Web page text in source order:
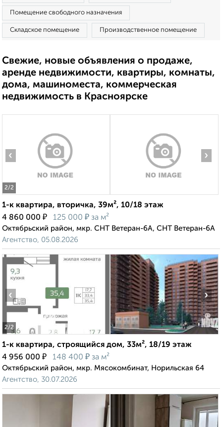
Помещение свободного назначения
Складское помещение Производственное помещение
Свежие, новые объявления о продаже,
аренде недвижимости, квартиры, комнаты,
дома, машиноместа, коммерческая
недвижимость в Красноярске
2/2
‹ ›
1-к квартира, вторичка, 39м², 10/18 этаж
4 860 000 ₽ 125 000 ₽ за м²
Октябрьский район, мкр. СНТ Ветеран-6А, СНТ Ветеран-6А
Агентство, 05.08.2026
2/2
‹ ›
1-к квартира, строящийся дом, 33м², 18/19 этаж
4 956 000 ₽ 148 400 ₽ за м²
Октябрьский район, мкр. Мясокомбинат, Норильская 64
Агентство, 30.07.2026